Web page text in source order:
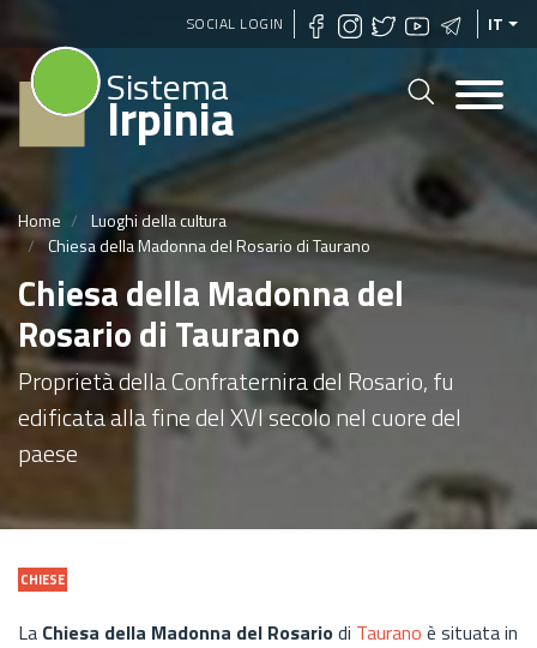
Salta
al
principale
SOCIAL LOGIN IT
Sistema
Irpinia
Home
Luoghi della cultura
Chiesa della Madonna del Rosario di Taurano
Chiesa della Madonna del
Rosario di Taurano
Proprietà della Confraternira del Rosario, fu
edificata alla fine del XVI secolo nel cuore del
paese
CHIESE
La Chiesa della Madonna del Rosariodi Taurano è situata in